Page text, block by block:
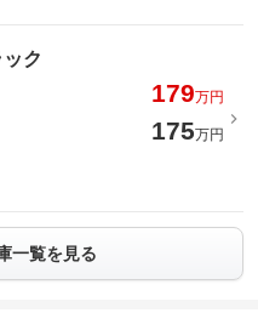
ク
179万円
175万円
一覧を見る